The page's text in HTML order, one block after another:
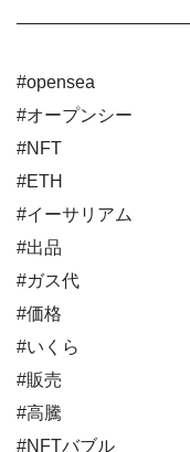
#opensea
#オープンシー
#NFT
#ETH
#イーサリアム
#出品
#ガス代
#価格
#いくら
#販売
#高騰
#NFTバブル